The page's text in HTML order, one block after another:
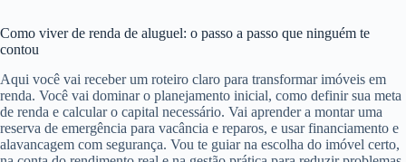
Como viver de renda de aluguel: o passo a passo que ninguém te
contou
Aqui você vai receber um roteiro claro para transformar imóveis em
renda. Você vai dominar o planejamento inicial, como definir sua meta
de renda e calcular o capital necessário. Vai aprender a montar uma
reserva de emergência para vacância e reparos, e usar financiamento e
alavancagem com segurança. Vou te guiar na escolha do imóvel certo,